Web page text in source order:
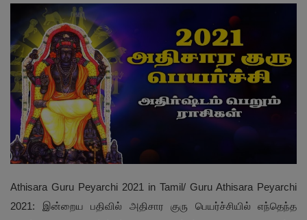
தகவல்கள்
Athisara Guru Peyarchi 2021 in Tamil/ Guru Athisara Peyarchi
2021: இன்றைய பதிவில் அதிசார குரு பெயர்ச்சியில் எந்தெந்த